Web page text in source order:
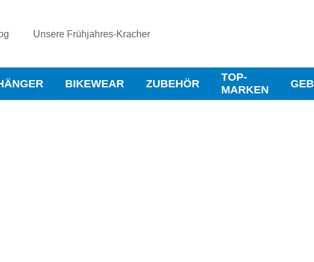
Unsere Frühjahres-Kracher
BIKEWEAR ZUBEHÖR
TOP-
MARKEN